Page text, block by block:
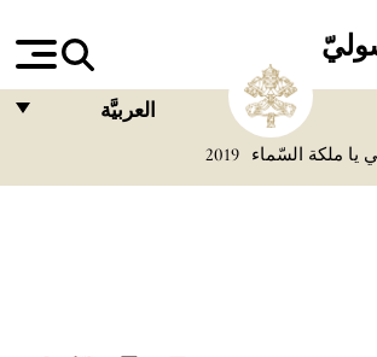
العربيَّة
يا ملكة السّماء 2019